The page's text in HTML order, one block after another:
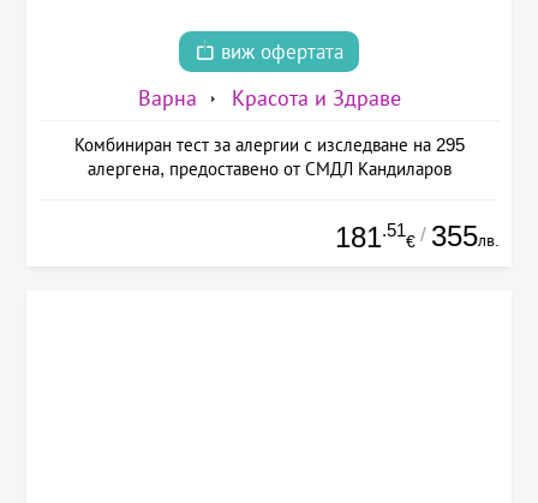
виж офертата
Варна Красота и Здраве
Комбиниран тест за алергии с изследване на 295
алергена, предоставено от СМДЛ Кандиларов
181.51
€ / 355лв.